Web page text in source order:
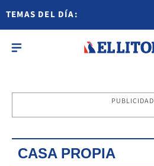
TEMAS DEL DÍA:
PUBLICIDAD
CASA PROPIA